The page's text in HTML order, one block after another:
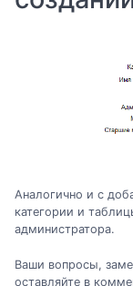
Аналогично и с
категории и
администратора.
Ваши вопросы,
оставляйте в